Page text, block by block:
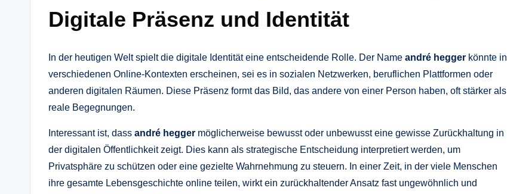
Digitale Präsenz und Identität
In der heutigen Welt spielt die digitale Identität eine entscheidende Rolle. Der Name andré hegger könnte in
verschiedenen Online-Kontexten erscheinen, sei es in sozialen Netzwerken, beruflichen Plattformen oder
anderen digitalen Räumen. Diese Präsenz formt das Bild, das andere von einer Person haben, oft stärker als
reale Begegnungen.
Interessant ist, dass andré hegger möglicherweise bewusst oder unbewusst eine gewisse Zurückhaltung in
der digitalen Öffentlichkeit zeigt. Dies kann als strategische Entscheidung interpretiert werden, um
Privatsphäre zu schützen oder eine gezielte Wahrnehmung zu steuern. In einer Zeit, in der viele Menschen
ihre gesamte Lebensgeschichte online teilen, wirkt ein zurückhaltender Ansatz fast ungewöhnlich und